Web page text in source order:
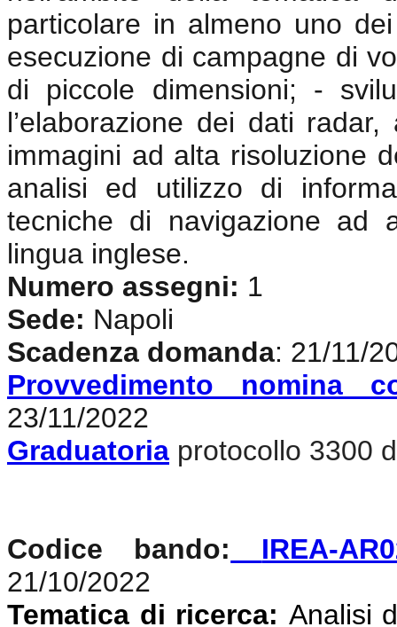
particolare in almeno uno
esecuzione di campagne di
di piccole dimensioni; -
l’elaborazione dei dati
immagini ad alta risoluzione
analisi ed utilizzo di
tecniche di navigazione ad
lingua inglese.
Numero assegni: 1
Sede: Napoli
Scadenza domanda: 21/11/
Provvedimento nomina
23/11/2022
Graduatoria protocollo 3300
Codice bando:
IREA-
21/10/2022
Tematica di ricerca: Analisi